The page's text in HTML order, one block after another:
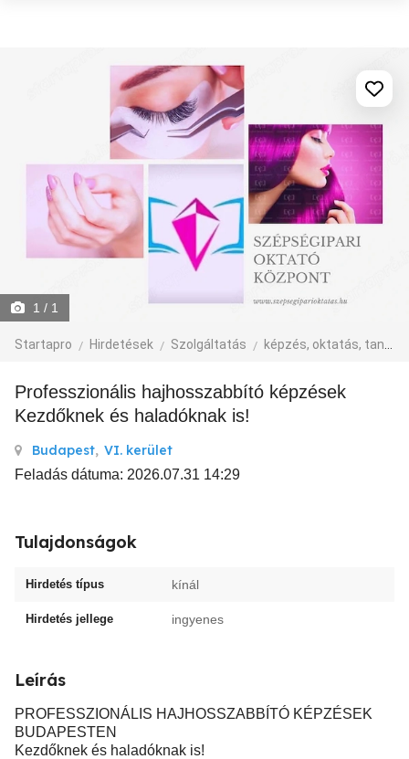
1 / 1
Startapro Hirdetések Szolgáltatás képzés, oktatás, tanfolyam
Professzionális hajhosszabbító képzések
Kezdőknek és haladóknak is!
Budapest, VI. kerület
Feladás dátuma: 2026.07.31 14:29
Tulajdonságok
Hirdetés típus kínál
Hirdetés jellege ingyenes
Leírás
PROFESSZIONÁLIS HAJHOSSZABBÍTÓ KÉPZÉSEK
BUDAPESTEN
Kezdőknek és haladóknak is!